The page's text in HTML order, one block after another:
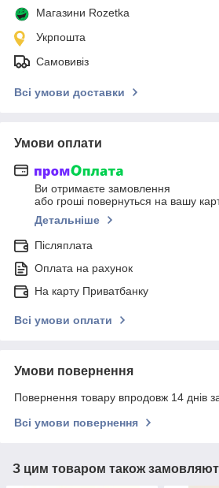
Магазини Rozetka
Укрпошта
Самовивіз
Всі умови доставки
Умови оплати
Ви отримаєте замовлення
або гроші повернуться на вашу
Детальніше
Післяплата
Оплата на рахунок
На карту Приватбанку
Всі умови оплати
Умови повернення
Повернення товару впродовж 14 днів
Всі умови повернення
З цим товаром також